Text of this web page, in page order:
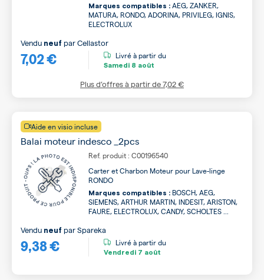
Marques compatibles : AEG, ZANKER,
MATURA, RONDO, ADORINA, PRIVILEG, IGNIS,
ELECTROLUX
7,02 €
Vendu neuf parCellastor
Livré à partir du
Samedi 8 août
Plus d’offres à partir de7,02 €
Aide en visio incluse
Balai moteur indesco _2pcs
Ref. produit : C00196540
Carter et Charbon Moteur pour Lave-linge
RONDO
Marques compatibles : BOSCH, AEG,
SIEMENS, ARTHUR MARTIN, INDESIT, ARISTON,
FAURE, ELECTROLUX, CANDY, SCHOLTES ...
9,38 €
Vendu neuf parSpareka
Livré à partir du
Vendredi 7 août